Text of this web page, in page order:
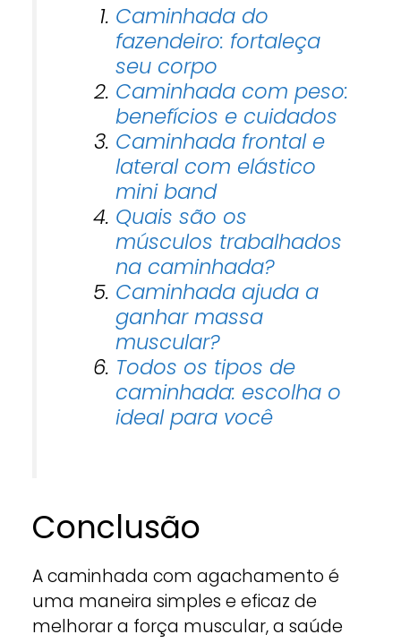
Caminhada do
fazendeiro: fortaleça
seu corpo
Caminhada com peso:
benefícios e cuidados
Caminhada frontal e
lateral com elástico
mini band
Quais são os
músculos trabalhados
na caminhada?
Caminhada ajuda a
ganhar massa
muscular?
Todos os tipos de
caminhada: escolha o
ideal para você
Conclusão
A caminhada com agachamento é
uma maneira simples e eficaz de
melhorar a força muscular, a saúde